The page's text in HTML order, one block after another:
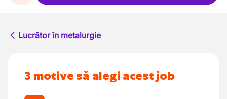
Lucrător în metalurgie
3 motive să alegi acest job